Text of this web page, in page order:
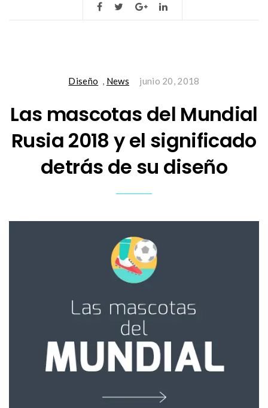
Diseño , News junio 20, 2018
Las mascotas del Mundial
Rusia 2018 y el significado
detrás de su diseño